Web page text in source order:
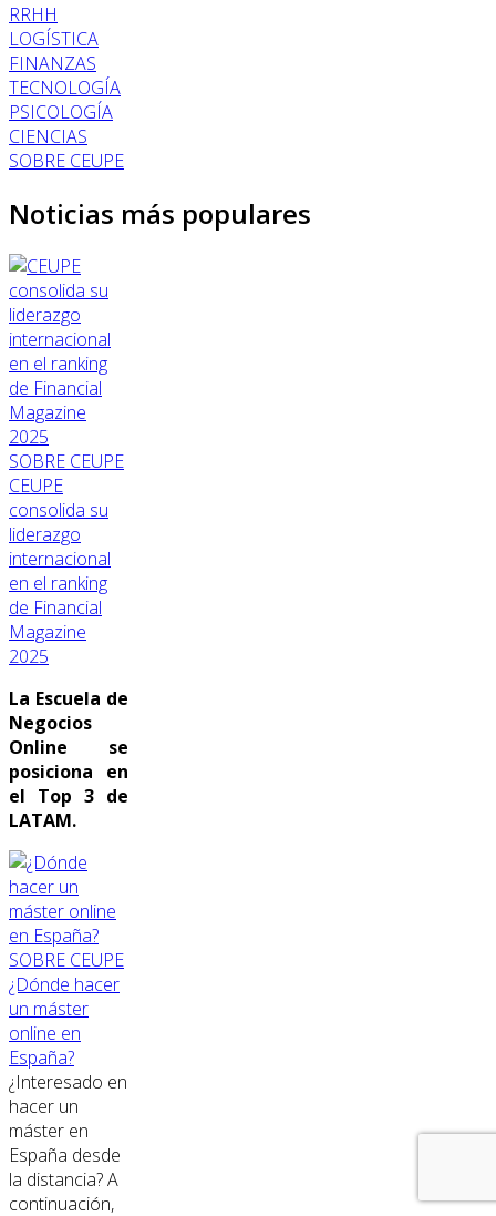
RRHH
LOGÍSTICA
FINANZAS
TECNOLOGÍA
PSICOLOGÍA
CIENCIAS
SOBRE CEUPE
Noticias más populares
SOBRE CEUPE
CEUPE
consolida su
liderazgo
internacional
en el ranking
de Financial
Magazine
2025
La Escuela de
Negocios
Online se
posiciona en
el Top 3 de
LATAM.
SOBRE CEUPE
¿Dónde hacer
un máster
online en
España?
¿Interesado en
hacer un
máster en
España desde
la distancia? A
continuación,